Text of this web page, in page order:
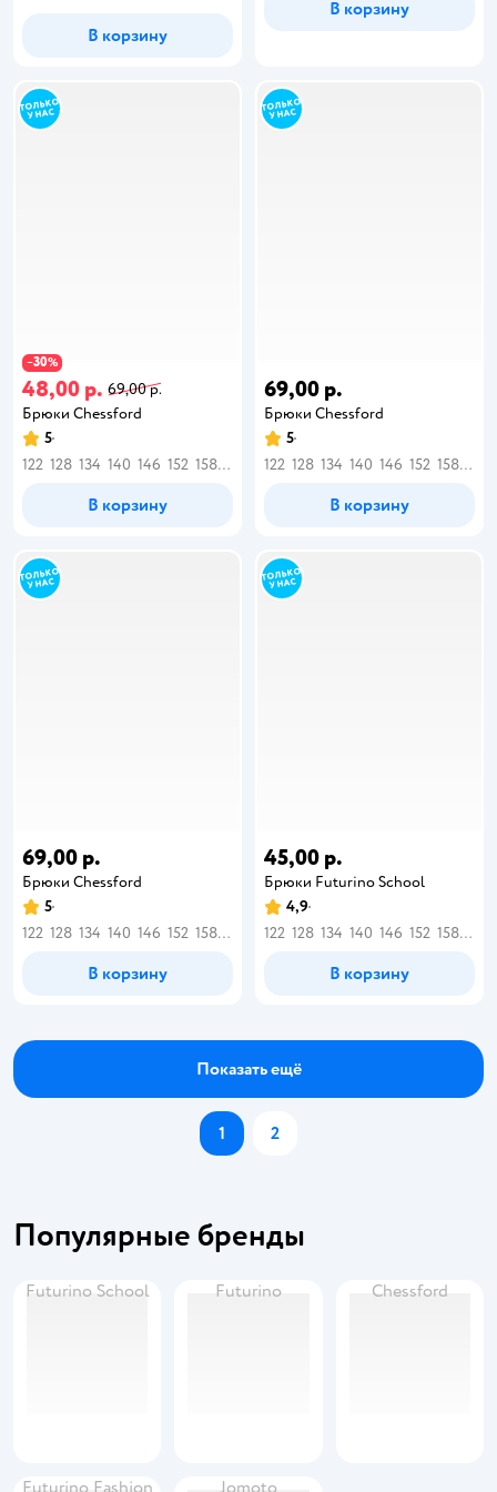
В корзину
В корзину
−30%
48,00 р. 69,00 р.
Брюки Chessford
5
122 128 134 140 146 152 158 164
В корзину
69,00 р.
Брюки Chessford
5
122 128 134 140 146 152 158 164
В корзину
69,00 р.
Брюки Chessford
5
122 128 134 140 146 152 158 164
В корзину
45,00 р.
Брюки Futurino School
4,9
122 128 134 140 146 152 158 164
В корзину
Показать ещё
1 2
Популярные бренды
Futurino School Futurino Chessford